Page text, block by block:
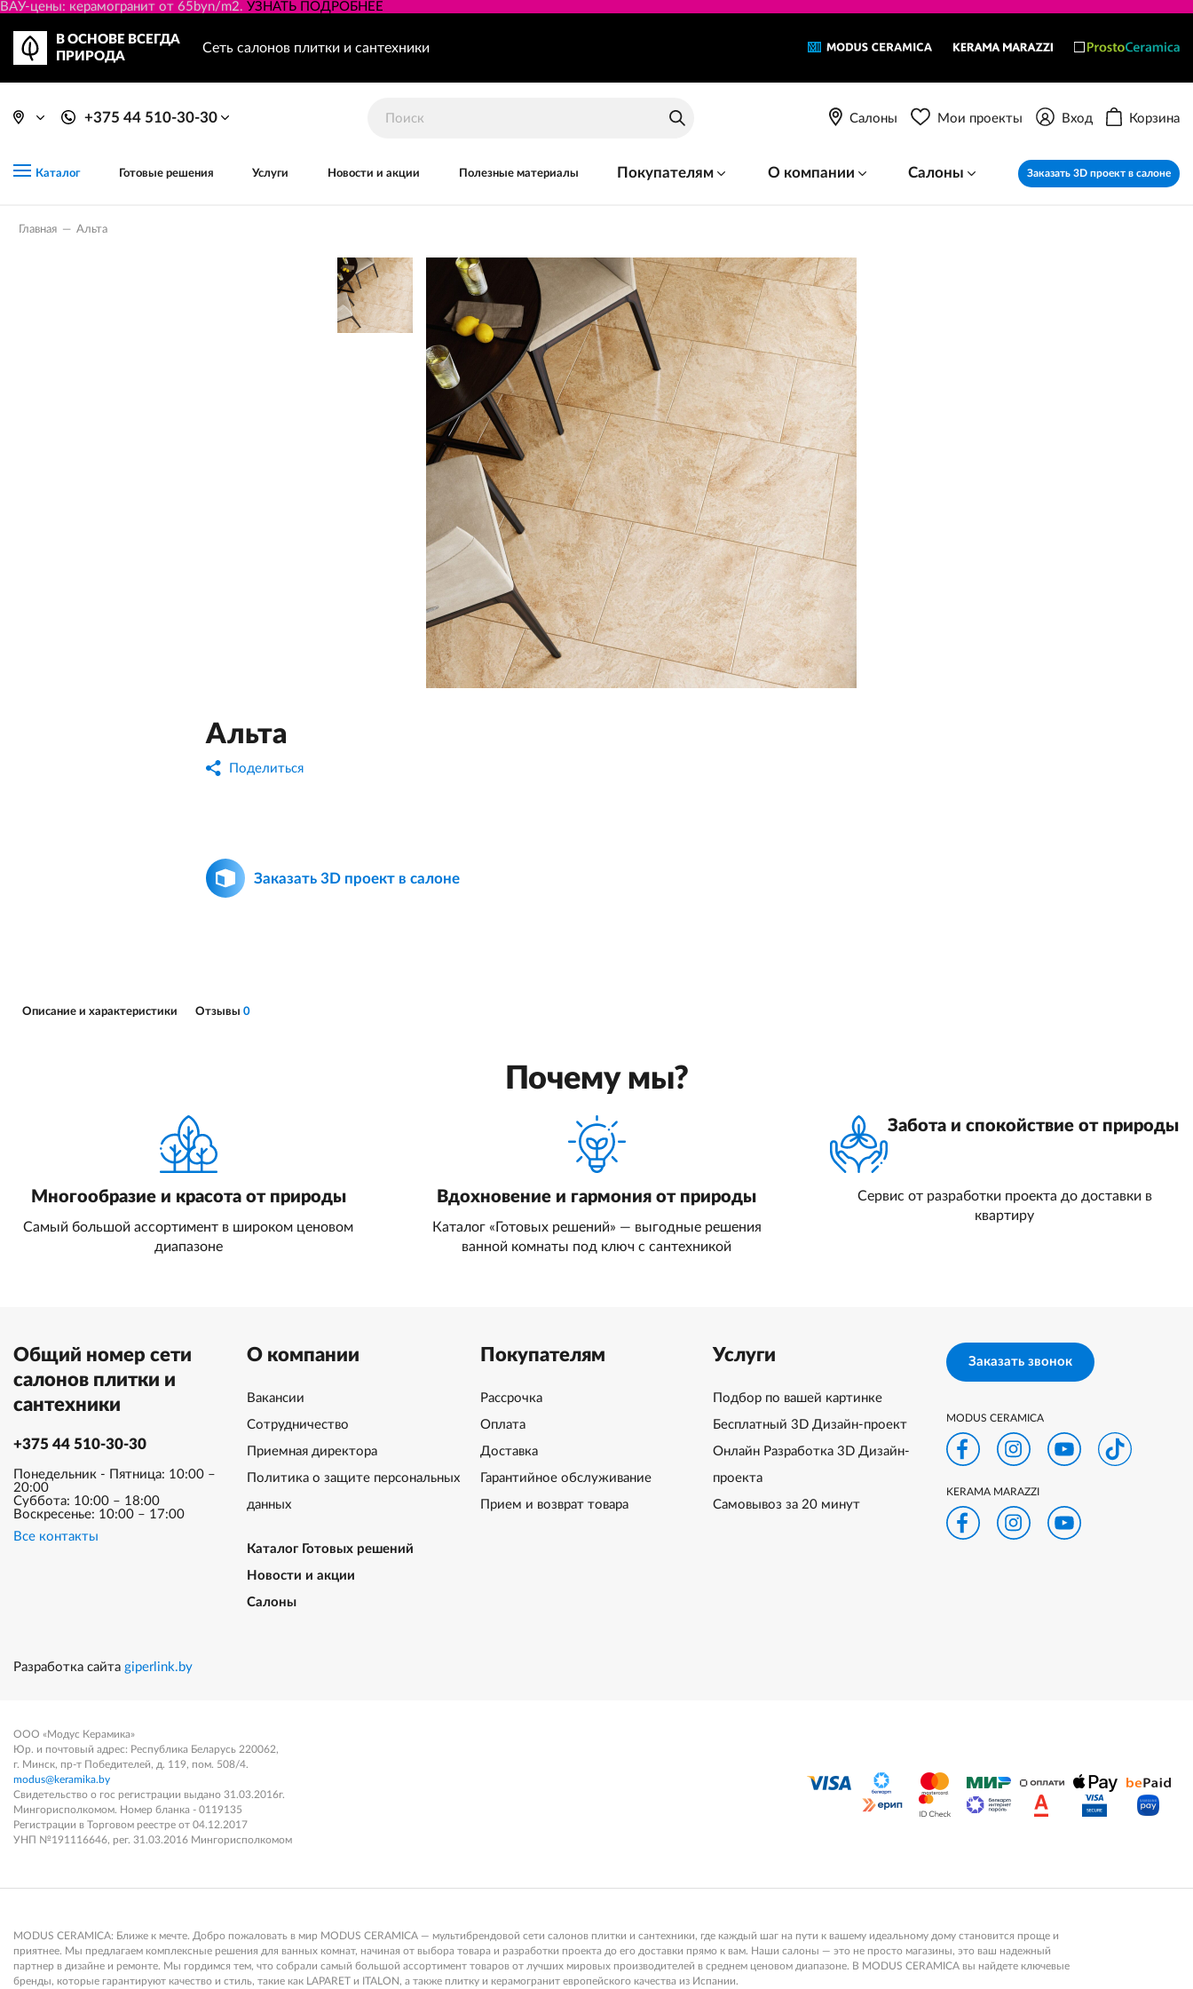
ВАУ-цены: керамогранит от 65byn/m2. УЗНАТЬ ПОДРОБНЕЕ
В ОСНОВЕ ВСЕГДА
ПРИРОДА
Сеть салонов плитки и сантехники
+375 44 510-30-30 Салоны Мои проекты Вход Корзина
Каталог Готовые решения Услуги Новости и акции Полезные материалы Покупателям О компании Салоны Заказать 3D проект в салоне
Главная — Альта
Альта
Поделиться
Заказать 3D проект в салоне
Описание и характеристики Отзывы 0
Почему мы?
Многообразие и красота от природы
Самый большой ассортимент в широком ценовом
диапазоне
Вдохновение и гармония от природы
Каталог «Готовых решений» — выгодные решения
ванной комнаты под ключ с сантехникой
Забота и спокойствие от природы
Сервис от разработки проекта до доставки в
квартиру
Общий номер сети
салонов плитки и
сантехники
+375 44 510-30-30
Понедельник - Пятница: 10:00 –
20:00
Суббота: 10:00 – 18:00
Воскресенье: 10:00 – 17:00
Все контакты
О компании
Вакансии
Сотрудничество
Приемная директора
Политика о защите персональных
данных
Каталог Готовых решений
Новости и акции
Салоны
Покупателям
Рассрочка
Оплата
Доставка
Гарантийное обслуживание
Прием и возврат товара
Услуги
Подбор по вашей картинке
Бесплатный 3D Дизайн-проект
Онлайн Разработка 3D Дизайн-
проекта
Самовывоз за 20 минут
Заказать звонок
MODUS CERAMICA
KERAMA MARAZZI
Разработка сайта giperlink.by
ООО «Модус Керамика»
Юр. и почтовый адрес: Республика Беларусь 220062,
г. Минск, пр-т Победителей, д. 119, пом. 508/4.
modus@keramika.by
Свидетельство о гос регистрации выдано 31.03.2016г.
Мингорисполкомом. Номер бланка - 0119135
Регистрации в Торговом реестре от 04.12.2017
УНП №191116646, рег. 31.03.2016 Мингорисполкомом
MODUS CERAMICA: Ближе к мечте. Добро пожаловать в мир MODUS CERAMICA — мультибрендовой сети салонов плитки и сантехники, где каждый шаг на пути к вашему идеальному дому становится проще и
приятнее. Мы предлагаем комплексные решения для ванных комнат, начиная от выбора товара и разработки проекта до его доставки прямо к вам. Наши салоны — это не просто магазины, это ваш надежный
партнер в дизайне и ремонте. Мы гордимся тем, что собрали самый большой ассортимент товаров от лучших мировых производителей в среднем ценовом диапазоне. В MODUS CERAMICA вы найдете ключевые
бренды, которые гарантируют качество и стиль, такие как LAPARET и ITALON, а также плитку и керамогранит европейского качества из Испании.